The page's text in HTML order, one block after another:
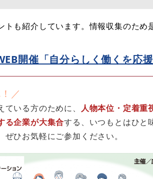
トも紹介しています。情報収集のため
開催「自分らしく働くを応
／
いる方のために、 人物本位・定着重
る企業が大集合する、いつもとはひと
ひお気軽にご参加ください。